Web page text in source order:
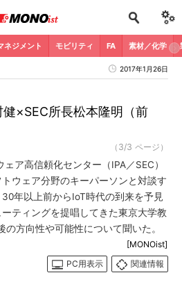
ネジメント モビリティ FA 素材／化学
2017年1月26日
×SEC所長松本隆明（前
（3/3 ページ）
ア高信頼化センター（IPA／SEC）
ウェア分野のキーパーソンと対談す
年以上前からIoT時代の到来を予見
ティングを提唱してきた東京大学教
方向性や可能性について聞いた。
[MONOist]
PC用表示
関連情報